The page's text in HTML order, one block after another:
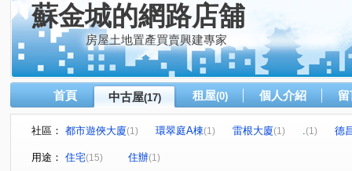
蘇金城的網路店舖
房屋土地置產買賣興建專家
首頁 中古屋(17) 租屋(0) 個人介紹
社區： 都市遊俠大廈(1) 環翠庭A棟(1) 雷根大廈(1) .(1)
德
台北藝術家
光明大廈
用途： 住宅(15) 住辦(1)